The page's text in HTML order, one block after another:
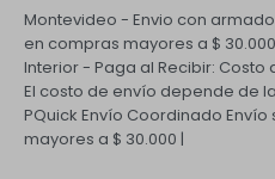
Montevideo - Envio con
en compras mayores a $
Interior - Paga al Recibir:
El costo de envío depende de
PQuick Envío Coordinado Envío
mayores a $ 30.000 |